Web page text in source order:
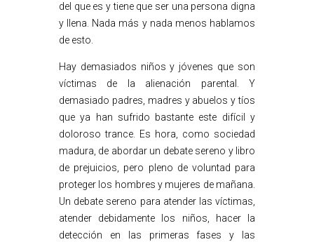
del que es y tiene que ser una persona digna
y llena. Nada más y nada menos hablamos
de esto.
Hay demasiados niños y jóvenes que son
víctimas de la alienación parental. Y
demasiado padres, madres y abuelos y tíos
que ya han sufrido bastante este difícil y
doloroso trance. Es hora, como sociedad
madura, de abordar un debate sereno y libro
de prejuicios, pero pleno de voluntad para
proteger los hombres y mujeres de mañana.
Un debate sereno para atender las víctimas,
atender debidamente los niños, hacer la
detección en las primeras fases y las